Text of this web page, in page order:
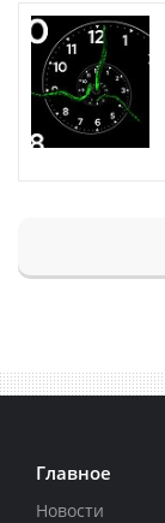
Главное
Новости